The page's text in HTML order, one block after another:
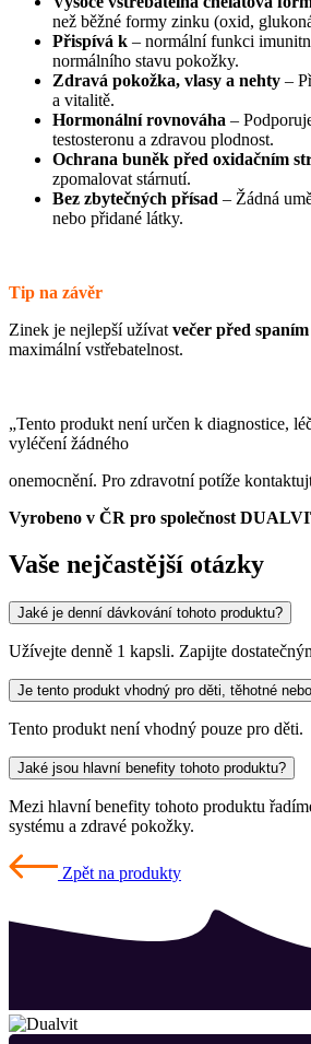
než běžné formy zinku (oxid,
Přispívá k – normální funkci
normálního stavu pokožky.
Zdravá pokožka, vlasy a nehty –
a vitalitě.
Hormonální rovnováha –
testosteronu a zdravou plodnost.
Ochrana buněk před oxidačním
zpomalovat stárnutí.
Bez zbytečných přísad – Žádná
nebo přidané látky.
Tip na závěr
Zinek je nejlepší užívat večer před
maximální vstřebatelnost.
„Tento produkt není určen k diagnostice,
vyléčení žádného
onemocnění. Pro zdravotní potíže
Vyrobeno v ČR pro společnost
Vaše nejčastější otázky
Jaké je denní dávkování tohoto produktu?
Užívejte denně 1 kapsli. Zapijte
Je tento produkt vhodný pro děti, těhotné
Tento produkt není vhodný pouze pro děti.
Jaké jsou hlavní benefity tohoto produktu?
Mezi hlavní benefity tohoto produktu
systému a zdravé pokožky.
Zpět na produkty